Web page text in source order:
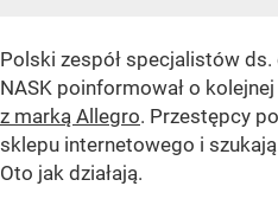
Polski zespół specjalistów
NASK poinformował o kolejnej
z marką Allegro. Przestępcy
sklepu internetowego i
Oto jak działają.